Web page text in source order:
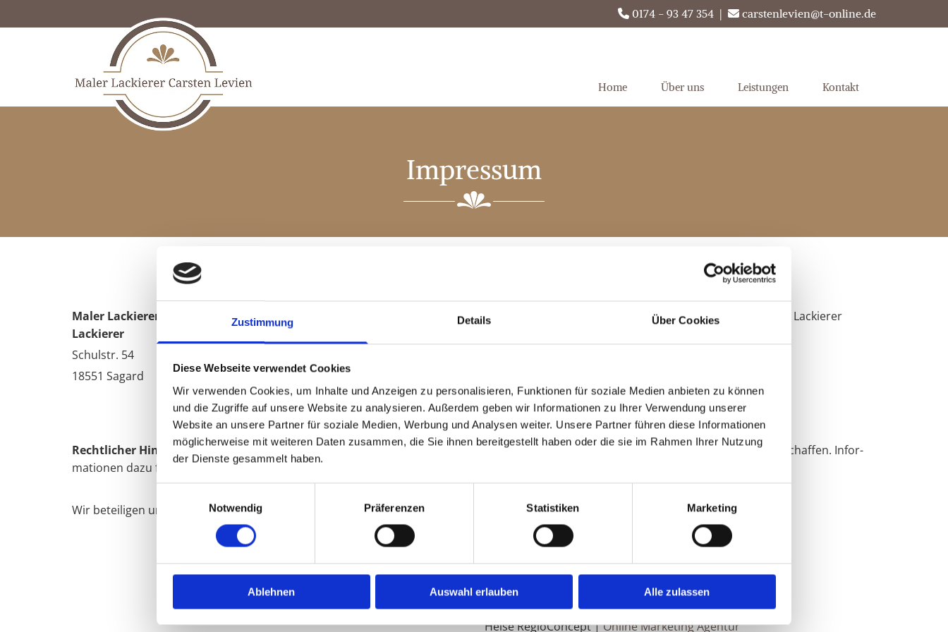
Zustimmung Details Über Cookies
Diese Webseite verwendet Cookies
Wir verwenden Cookies, um Inhalte und Anzeigen zu personalisieren, Funktionen für soziale Medien anbieten zu können
und die Zugriffe auf unsere Website zu analysieren. Außerdem geben wir Informationen zu Ihrer Verwendung unserer
Website an unsere Partner für soziale Medien, Werbung und Analysen weiter. Unsere Partner führen diese Informationen
möglicherweise mit weiteren Daten zusammen, die Sie ihnen bereitgestellt haben oder die sie im Rahmen Ihrer Nutzung
der Dienste gesammelt haben.
Notwendig
Präferenzen Statistiken Marketing
Ablehnen Auswahl erlauben Alle zulassen
 0174 - 93 47 354 |  carstenlevien@t-online.de
Home Über uns Leistungen Kontakt
Impressum
Maler Lackierer Carsten Levien Maler
Lackierer
Schulstr. 54
18551 Sagard
carstenlevien@t-online.de
Inhaber/Geschäftsführer: Maler Lackierer
Recht­li­cher Hin­weis:Die EU hat ein On­line-Ver­fah­ren zur Bei­le­gung von Strei­tig­kei­ten zwi­schen Un­ter­neh­mern und Ver­brau­chern ge­schaf­fen. In­for­
ma­tio­nen dazu fin­den Sie unterhttps://ec.europa.eu/consumers/odr
Wir be­tei­ligen uns nicht an einem Streit­bei­le­gungs­ver­fah­ren vor einer Ver­brau­cher­schlich­tungs­stel­le.
Umsetzung
Heise Homepages |Homepage erstellen lassen
Heise RegioConcept |Online Marketing Agentur